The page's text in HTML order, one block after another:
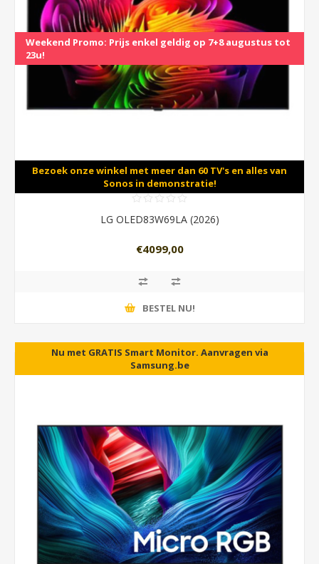
Bezoek onze winkel met meer dan 60 TV's en alles van
Sonos in demonstratie!
Weekend Promo: Prijs enkel geldig op 7+8 augustus tot
23u!
LG OLED83W69LA (2026)
€4099,00
BESTEL NU!
5 jaar garantie als U in NL woont.
Nu met GRATIS Smart Monitor. Aanvragen via
Samsung.be